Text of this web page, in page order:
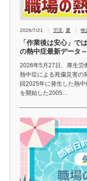
2026/7/21 労災 夏 牧
「作業後は安心」で
の熱中症最新データ～
2026年5月27日、厚生労
熱中症による死傷災害の
回2025年に発生した熱
を開始した2005…